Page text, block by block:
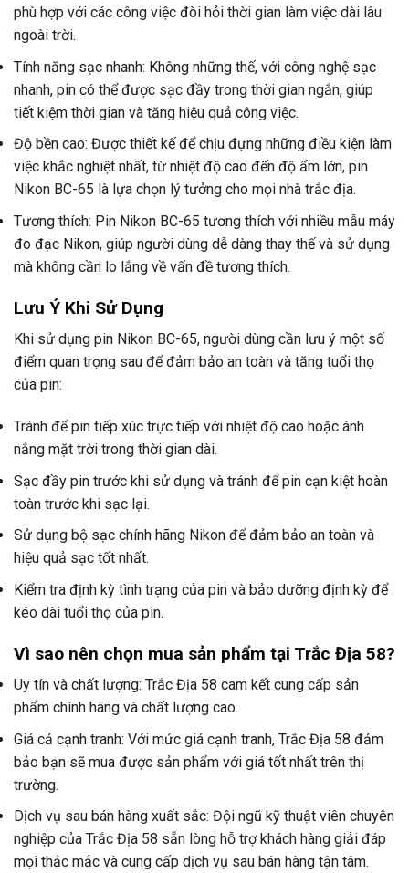
phù hợp với các công việc đòi hỏi thời gian làm việc dài lâu
ngoài trời.
Tính năng sạc nhanh: Không những thế, với công nghệ sạc
nhanh, pin có thể được sạc đầy trong thời gian ngắn, giúp
tiết kiệm thời gian và tăng hiệu quả công việc.
Độ bền cao: Được thiết kế để chịu đựng những điều kiện làm
việc khắc nghiệt nhất, từ nhiệt độ cao đến độ ẩm lớn, pin
Nikon BC-65 là lựa chọn lý tưởng cho mọi nhà trắc địa.
Tương thích: Pin Nikon BC-65 tương thích với nhiều mẫu máy
đo đạc Nikon, giúp người dùng dễ dàng thay thế và sử dụng
mà không cần lo lắng về vấn đề tương thích.
Lưu Ý Khi Sử Dụng
Khi sử dụng pin Nikon BC-65, người dùng cần lưu ý một số
điểm quan trọng sau để đảm bảo an toàn và tăng tuổi thọ
của pin:
Tránh để pin tiếp xúc trực tiếp với nhiệt độ cao hoặc ánh
nắng mặt trời trong thời gian dài.
Sạc đầy pin trước khi sử dụng và tránh để pin cạn kiệt hoàn
toàn trước khi sạc lại.
Sử dụng bộ sạc chính hãng Nikon để đảm bảo an toàn và
hiệu quả sạc tốt nhất.
Kiểm tra định kỳ tình trạng của pin và bảo dưỡng định kỳ để
kéo dài tuổi thọ của pin.
Vì sao nên chọn mua sản phẩm tại Trắc Địa 58?
Uy tín và chất lượng: Trắc Địa 58 cam kết cung cấp sản
phẩm chính hãng và chất lượng cao.
Giá cả cạnh tranh: Với mức giá cạnh tranh, Trắc Địa 58 đảm
bảo bạn sẽ mua được sản phẩm với giá tốt nhất trên thị
trường.
Dịch vụ sau bán hàng xuất sắc: Đội ngũ kỹ thuật viên chuyên
nghiệp của Trắc Địa 58 sẵn lòng hỗ trợ khách hàng giải đáp
mọi thắc mắc và cung cấp dịch vụ sau bán hàng tận tâm.